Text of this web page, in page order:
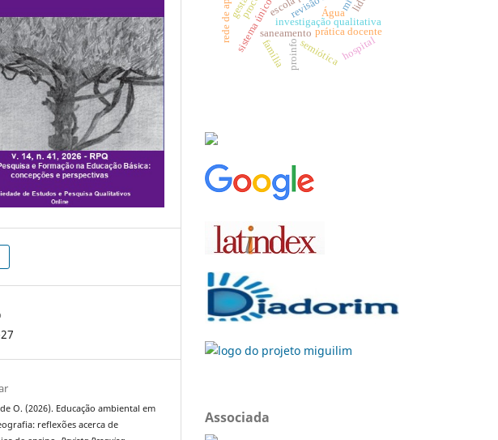
O. (2026). Educação ambiental em
reflexões acerca de
investigação qualitativa
saneamento
Água
proinfo
prática docente
hospital
semiótica
família
Associada